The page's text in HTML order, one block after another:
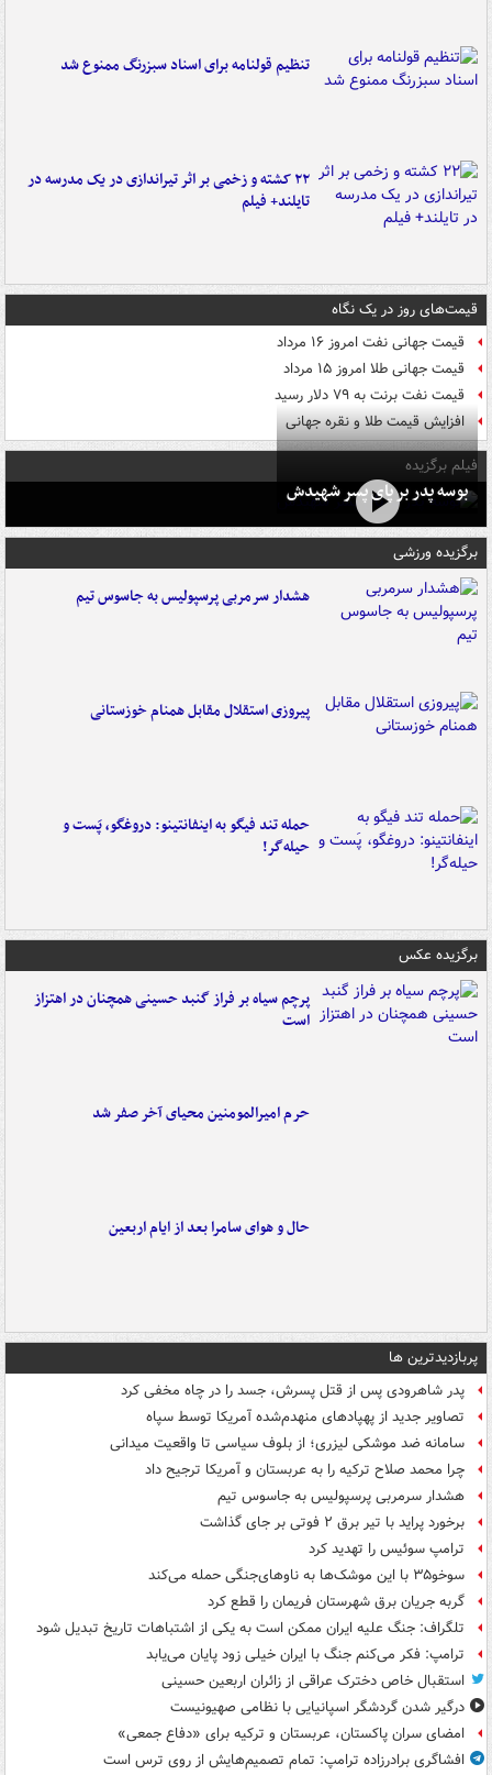
تنظیم قولنامه برای اسناد سبزرنگ ممنوع شد
۲۲ کشته و زخمی بر اثر تیراندازی در یک مدرسه در
تایلند+ فیلم
قیمت‌های روز در یک نگاه
قیمت جهانی نفت امروز ۱۶ مرداد
قیمت جهانی طلا امروز ۱۵ مرداد
قیمت نفت برنت به ۷۹ دلار رسید
افزایش قیمت طلا و نقره جهانی
فیلم برگزیده
بوسه‌ پدر بر پای پسر شهیدش
برگزیده ورزشی
هشدار سرمربی پرسپولیس به جاسوس تیم
پیروزی استقلال مقابل همنام خوزستانی
حمله تند فیگو به اینفانتینو: دروغگو، پَست‌ و
حیله‌گر!
برگزیده عکس
پرچم سیاه بر فراز گنبد حسینی همچنان در اهتزاز
است
حرم امیرالمومنین محیای آخر صفر شد
حال و هوای سامرا بعد از ایام اربعین
پربازدیدترین ها
پدر شاهرودی پس از قتل پسرش، جسد را در چاه مخفی کرد
تصاویر جدید از پهپادهای منهدم‌شده آمریکا توسط سپاه
سامانه ضد موشکی لیزری؛ از بلوف سیاسی تا واقعیت میدانی
چرا محمد صلاح ترکیه را به عربستان و آمریکا ترجیح داد
هشدار سرمربی پرسپولیس به جاسوس تیم
برخورد پراید با تیر برق ۲ فوتی بر جای گذاشت
ترامپ سوئیس را تهدید کرد
سوخو۳۵ با این موشک‌ها به ناوهای‌جنگی حمله می‌کند
گربه جریان برق شهرستان فریمان را قطع کرد
تلگراف: جنگ علیه ایران ممکن است به یکی از اشتباهات تاریخ تبدیل شود
ترامپ: فکر می‌کنم جنگ با ایران خیلی زود پایان می‌یابد
استقبال خاص دخترک عراقی از زائران اربعین حسینی
درگیر شدن گردشگر اسپانیایی با نظامی صهیونیست
امضای سران پاکستان، عربستان و ترکیه برای «دفاع جمعی»
افشاگری برادرزاده ترامپ: تمام تصمیم‌هایش از روی ترس است